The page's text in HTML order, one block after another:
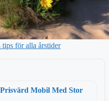
för alla årstider
Mobil Med Stor